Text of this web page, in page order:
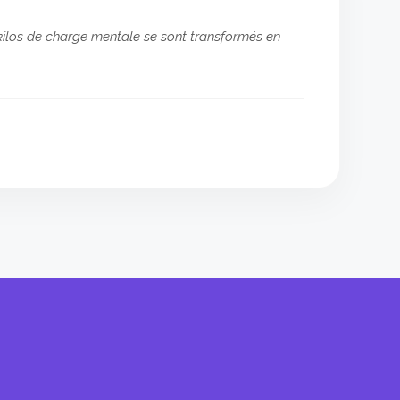
de charge mentale se sont transformés en